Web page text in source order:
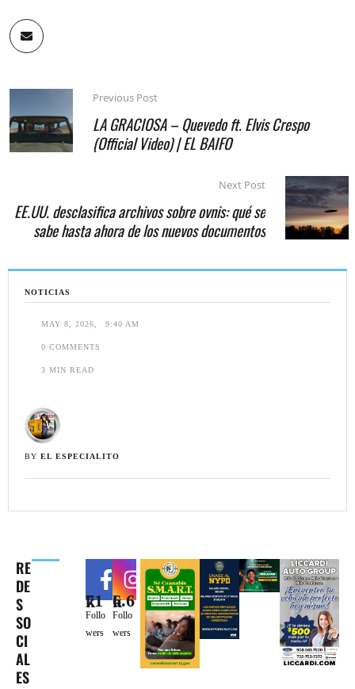
NOTICIAS
MAY 8, 2026, 9:40 AM
0 COMMENTS
3 MIN READ
BY EL ESPECIALITO
RE
DE
S
SO
CI
AL
ES
71k
Follo
wers
6.6k
Follo
wers
Previous Post
LA GRACIOSA – Quevedo ft. Elvis Crespo
(Official Video) | EL BAIFO
Next Post
EE.UU. desclasifica archivos sobre ovnis: qué se
sabe hasta ahora de los nuevos documentos